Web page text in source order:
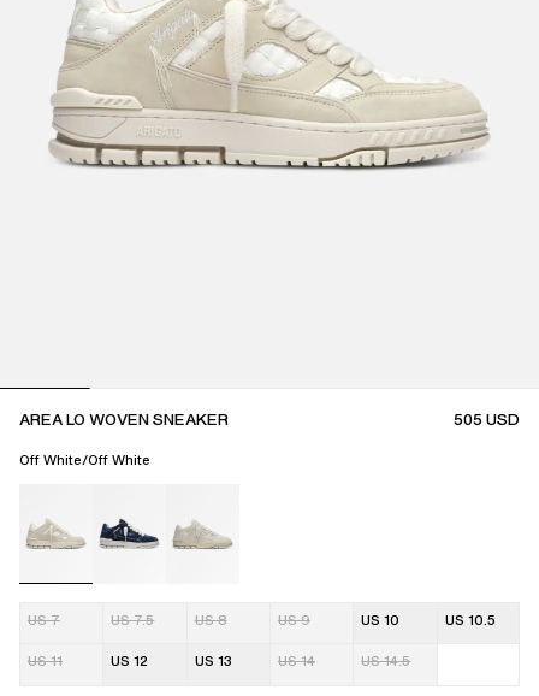
AREA LO WOVEN SNEAKER 505USD
Off White/Off White
US 7 US 7.5 US 8 US 9 US 10 US 10.5
US 11 US 12 US 13 US 14 US 14.5